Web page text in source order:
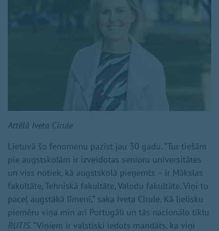
Attēlā Iveta Cīrule
Lietuvā šo fenomenu pazīst jau 30 gadu. “Tur tiešām
pie augstskolām ir izveidotas senioru universitātes
un viss notiek, kā augstskolā pieņemts – ir Mākslas
fakultāte, Tehniskā fakultāte, Valodu fakultāte. Viņi to
paceļ augstākā līmenī,” saka Iveta Cīrule. Kā lielisku
piemēru viņa min arī Portugāli un tās nacionālo tīklu
RUTIS. “Viņiem ir valstiski iedots mandāts, ka viņi